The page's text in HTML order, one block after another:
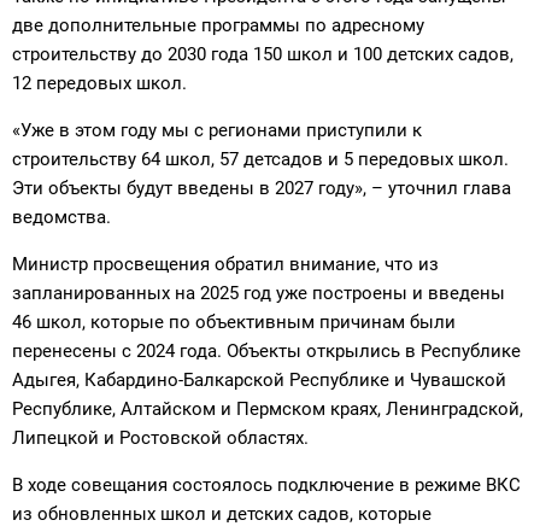
две дополнительные программы по адресному
строительству до 2030 года 150 школ и 100 детских садов,
12 передовых школ.
«Уже в этом году мы с регионами приступили к
строительству 64 школ, 57 детсадов и 5 передовых школ.
Эти объекты будут введены в 2027 году», – уточнил глава
ведомства.
Министр просвещения обратил внимание, что из
запланированных на 2025 год уже построены и введены
46 школ, которые по объективным причинам были
перенесены с 2024 года. Объекты открылись в Республике
Адыгея, Кабардино-Балкарской Республике и Чувашской
Республике, Алтайском и Пермском краях, Ленинградской,
Липецкой и Ростовской областях.
В ходе совещания состоялось подключение в режиме ВКС
из обновленных школ и детских садов, которые